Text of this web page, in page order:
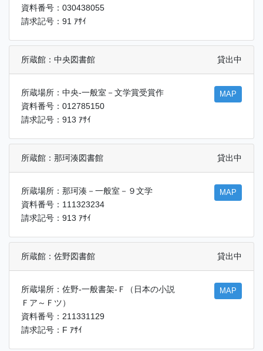
資料番号：030438055
請求記号：91 ｱｻｲ
所蔵館：中央図書館 貸出中
所蔵場所：中央-一般室－文学賞受賞作
資料番号：012785150
請求記号：913 ｱｻｲ
MAP
所蔵館：那珂湊図書館 貸出中
所蔵場所：那珂湊－一般室－９文学
資料番号：111323234
請求記号：913 ｱｻｲ
MAP
所蔵館：佐野図書館 貸出中
所蔵場所：佐野-一般書架-Ｆ（日本の小説
Ｆア～Ｆツ）
資料番号：211331129
請求記号：F ｱｻｲ
MAP